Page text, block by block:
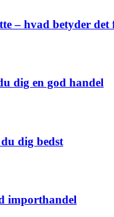
– hvad betyder
dig en god handel
dig bedst
importhandel